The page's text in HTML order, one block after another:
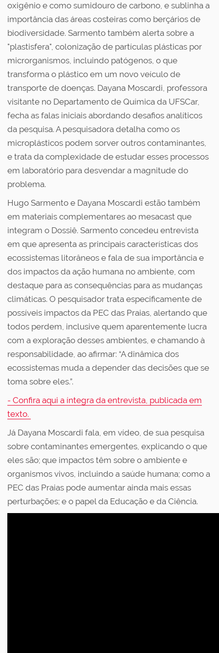
oxigênio e como sumidouro de carbono, e sublinha a
importância das áreas costeiras como berçários de
biodiversidade. Sarmento também alerta sobre a
"plastisfera", colonização de partículas plásticas por
microrganismos, incluindo patógenos, o que
transforma o plástico em um novo veículo de
transporte de doenças. Dayana Moscardi, professora
visitante no Departamento de Química da UFSCar,
fecha as falas iniciais abordando desafios analíticos
da pesquisa. A pesquisadora detalha como os
microplásticos podem sorver outros contaminantes,
e trata da complexidade de estudar esses processos
em laboratório para desvendar a magnitude do
problema.
Hugo Sarmento e Dayana Moscardi estão também
em materiais complementares ao mesacast que
integram o Dossiê. Sarmento concedeu entrevista
em que apresenta as principais características dos
ecossistemas litorâneos e fala de sua importância e
dos impactos da ação humana no ambiente, com
destaque para as consequências para as mudanças
climáticas. O pesquisador trata especificamente de
possíveis impactos da PEC das Praias, alertando que
todos perdem, inclusive quem aparentemente lucra
com a exploração desses ambientes, e chamando à
responsabilidade, ao afirmar: “A dinâmica dos
ecossistemas muda a depender das decisões que se
toma sobre eles.”.
- Confira aqui a íntegra da entrevista, publicada em
texto.
Já Dayana Moscardi fala, em vídeo, de sua pesquisa
sobre contaminantes emergentes, explicando o que
eles são; que impactos têm sobre o ambiente e
organismos vivos, incluindo a saúde humana; como a
PEC das Praias pode aumentar ainda mais essas
perturbações; e o papel da Educação e da Ciência.